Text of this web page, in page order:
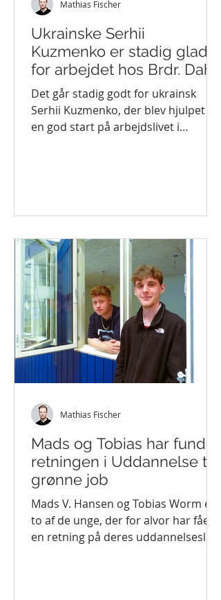
Ukrainske Serhii
Kuzmenko er stadig glad
for arbejdet hos Brdr. Dahl
i Randers
Det går stadig godt for ukrainsk
Serhii Kuzmenko, der blev hjulpet til
en god start på arbejdslivet i
Mathias Fischer
Mads og Tobias har fundet
retningen i Uddannelse til
grønne job
Mads V. Hansen og Tobias Worm er
to af de unge, der for alvor har fået
en retning på deres uddannelsesliv
Mathias Fischer